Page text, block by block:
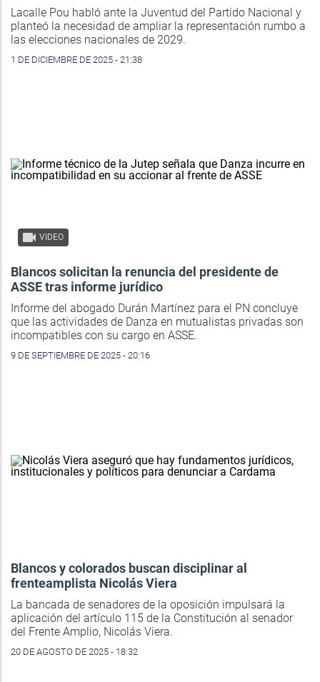
Lacalle Pou habló ante la Juventud del Partido Nacional y
planteó la necesidad de ampliar la representación rumbo a
las elecciones nacionales de 2029.
1 DE DICIEMBRE DE 2025 - 21:38
VIDEO
Blancos solicitan la renuncia del presidente de
ASSE tras informe jurídico
Informe del abogado Durán Martínez para el PN concluye
que las actividades de Danza en mutualistas privadas son
incompatibles con su cargo en ASSE.
9 DE SEPTIEMBRE DE 2025 - 20:16
Blancos y colorados buscan disciplinar al
frenteamplista Nicolás Viera
La bancada de senadores de la oposición impulsará la
aplicación del artículo 115 de la Constitución al senador
del Frente Amplio, Nicolás Viera.
20 DE AGOSTO DE 2025 - 18:32